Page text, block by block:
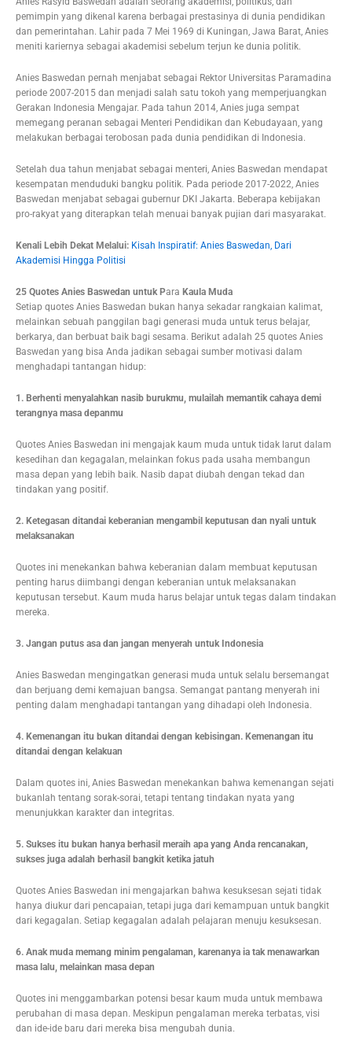
pemimpin yang dikenal karena berbagai prestasinya di dunia pendidikan
dan pemerintahan. Lahir pada 7 Mei 1969 di Kuningan, Jawa Barat, Anies
meniti kariernya sebagai akademisi sebelum terjun ke dunia politik.
Anies Baswedan pernah menjabat sebagai Rektor Universitas Paramadina
periode 2007-2015 dan menjadi salah satu tokoh yang memperjuangkan
Gerakan Indonesia Mengajar. Pada tahun 2014, Anies juga sempat
memegang peranan sebagai Menteri Pendidikan dan Kebudayaan, yang
melakukan berbagai terobosan pada dunia pendidikan di Indonesia.
Setelah dua tahun menjabat sebagai menteri, Anies Baswedan mendapat
kesempatan menduduki bangku politik. Pada periode 2017-2022, Anies
Baswedan menjabat sebagai gubernur DKI Jakarta. Beberapa kebijakan
pro-rakyat yang diterapkan telah menuai banyak pujian dari masyarakat.
Kenali Lebih Dekat Melalui: Kisah Inspiratif: Anies Baswedan, Dari
Akademisi Hingga Politisi
25 Quotes Anies Baswedan untuk Para Kaula Muda
Setiap quotes Anies Baswedan bukan hanya sekadar rangkaian kalimat,
melainkan sebuah panggilan bagi generasi muda untuk terus belajar,
berkarya, dan berbuat baik bagi sesama. Berikut adalah 25 quotes Anies
Baswedan yang bisa Anda jadikan sebagai sumber motivasi dalam
menghadapi tantangan hidup:
1. Berhenti menyalahkan nasib burukmu, mulailah memantik cahaya demi
terangnya masa depanmu
Quotes Anies Baswedan ini mengajak kaum muda untuk tidak larut dalam
kesedihan dan kegagalan, melainkan fokus pada usaha membangun
masa depan yang lebih baik. Nasib dapat diubah dengan tekad dan
tindakan yang positif.
2. Ketegasan ditandai keberanian mengambil keputusan dan nyali untuk
melaksanakan
Quotes ini menekankan bahwa keberanian dalam membuat keputusan
penting harus diimbangi dengan keberanian untuk melaksanakan
keputusan tersebut. Kaum muda harus belajar untuk tegas dalam tindakan
mereka.
3. Jangan putus asa dan jangan menyerah untuk Indonesia
Anies Baswedan mengingatkan generasi muda untuk selalu bersemangat
dan berjuang demi kemajuan bangsa. Semangat pantang menyerah ini
penting dalam menghadapi tantangan yang dihadapi oleh Indonesia.
4. Kemenangan itu bukan ditandai dengan kebisingan. Kemenangan itu
ditandai dengan kelakuan
Dalam quotes ini, Anies Baswedan menekankan bahwa kemenangan sejati
bukanlah tentang sorak-sorai, tetapi tentang tindakan nyata yang
menunjukkan karakter dan integritas.
5. Sukses itu bukan hanya berhasil meraih apa yang Anda rencanakan,
sukses juga adalah berhasil bangkit ketika jatuh
Quotes Anies Baswedan ini mengajarkan bahwa kesuksesan sejati tidak
hanya diukur dari pencapaian, tetapi juga dari kemampuan untuk bangkit
dari kegagalan. Setiap kegagalan adalah pelajaran menuju kesuksesan.
6. Anak muda memang minim pengalaman, karenanya ia tak menawarkan
masa lalu, melainkan masa depan
Quotes ini menggambarkan potensi besar kaum muda untuk membawa
perubahan di masa depan. Meskipun pengalaman mereka terbatas, visi
dan ide-ide baru dari mereka bisa mengubah dunia.